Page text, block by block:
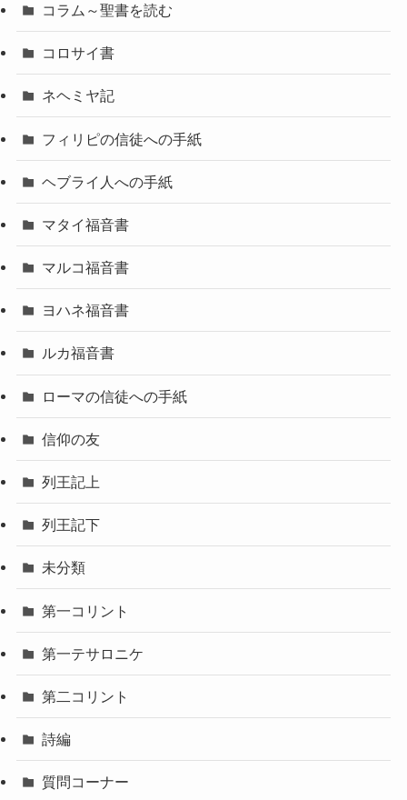
コラム～聖書を読む
コロサイ書
ネヘミヤ記
フィリピの信徒への手紙
ヘブライ人への手紙
マタイ福音書
マルコ福音書
ヨハネ福音書
ルカ福音書
ローマの信徒への手紙
信仰の友
列王記上
列王記下
未分類
第一コリント
第一テサロニケ
第二コリント
詩編
質問コーナー